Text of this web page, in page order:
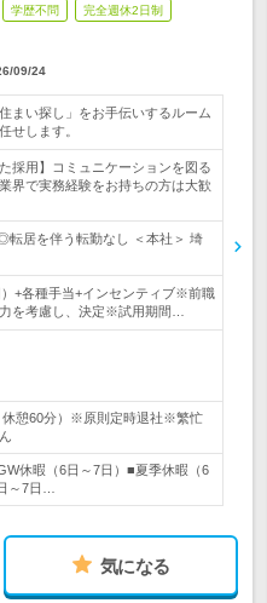
学歴不問 完全週休2日制
09/24
まい探し」をお手伝いするルーム
せします。
採用】コミュニケーションを図る
界で実務経験をお持ちの方は大歓
居を伴う転勤なし ＜本社＞ 埼
+各種手当+インセンティブ※前職
を考慮し、決定※試用期間…
休憩60分）※原則定時退社※繁忙
休暇（6日～7日）■夏季休暇（6
～7日…
気になる